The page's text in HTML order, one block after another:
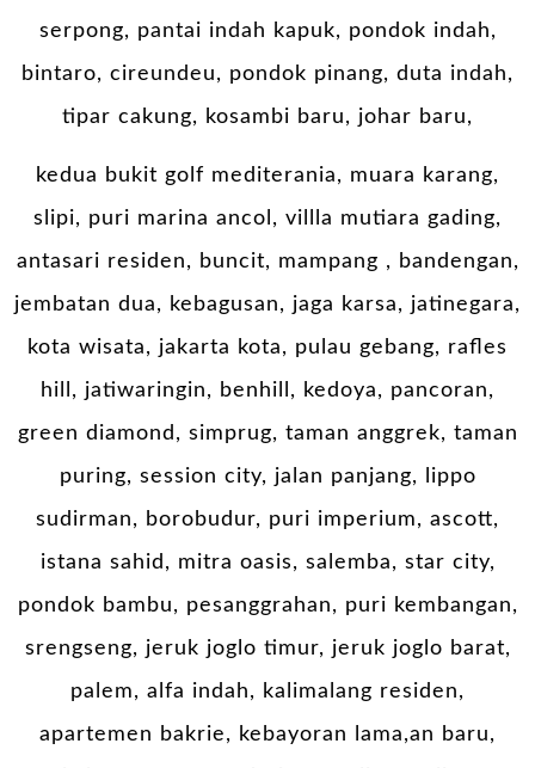
serpong, pantai indah kapuk, pondok indah,
bintaro, cireundeu, pondok pinang, duta indah,
tipar cakung, kosambi baru, johar baru,
kedua bukit golf mediterania, muara karang,
slipi, puri marina ancol, villla mutiara gading,
antasari residen, buncit, mampang , bandengan,
jembatan dua, kebagusan, jaga karsa, jatinegara,
kota wisata, jakarta kota, pulau gebang, rafles
hill, jatiwaringin, benhill, kedoya, pancoran,
green diamond, simprug, taman anggrek, taman
puring, session city, jalan panjang, lippo
sudirman, borobudur, puri imperium, ascott,
istana sahid, mitra oasis, salemba, star city,
pondok bambu, pesanggrahan, puri kembangan,
srengseng, jeruk joglo timur, jeruk joglo barat,
palem, alfa indah, kalimalang residen,
apartemen bakrie, kebayoran lama,an baru,